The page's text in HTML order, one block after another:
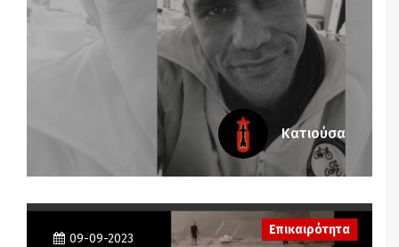
Κατιούσα
09-09-2023
Επικαιρότητα